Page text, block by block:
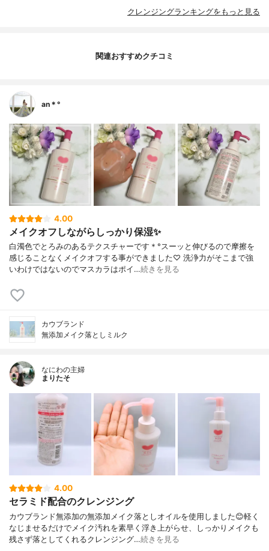
クレンジングランキングをもっと見る
関連おすすめクチコミ
an＊°
4.00
メイクオフしながらしっかり保湿✨
白濁色でとろみのあるテクスチャーです＊°スーッと伸びるので摩擦を
感じることなくメイクオフする事ができました♡ 洗浄力がそこまで強
いわけではないのでマスカラはポイ…続きを見る
カウブランド
無添加メイク落としミルク
なにわの主婦
まりたそ
4.00
セラミド配合のクレンジング
カウブランド無添加の無添加メイク落としオイルを使用しました😊軽く
なじませるだけでメイク汚れを素早く浮き上がらせ、しっかりメイクも
残さず落としてくれるクレンジング…続きを見る